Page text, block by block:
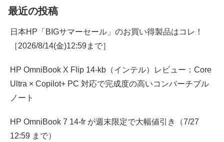
最近の投稿
日本HP「BIGサマーセール」のお買い得製品はコレ！
［2026/8/14(金)12:59まで］
HP OmniBook X Flip 14-kb（インテル）レビュー：Core
Ultra × Copilot+ PC 対応で完成度の高いコンバーチブル
ノート
HP OmniBook 7 14-fr が週末限定で大幅値引き（7/27
12:59 まで）